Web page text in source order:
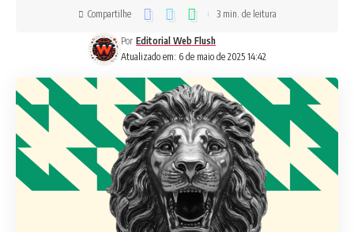
Atualizado em: 6 de maio de 2025 14:42
Por Editorial Web Flush
Compartilhe 3 min. de leitura